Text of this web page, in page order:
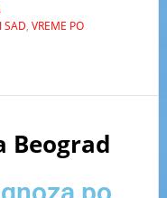
SAD, VREME PO
Beograd